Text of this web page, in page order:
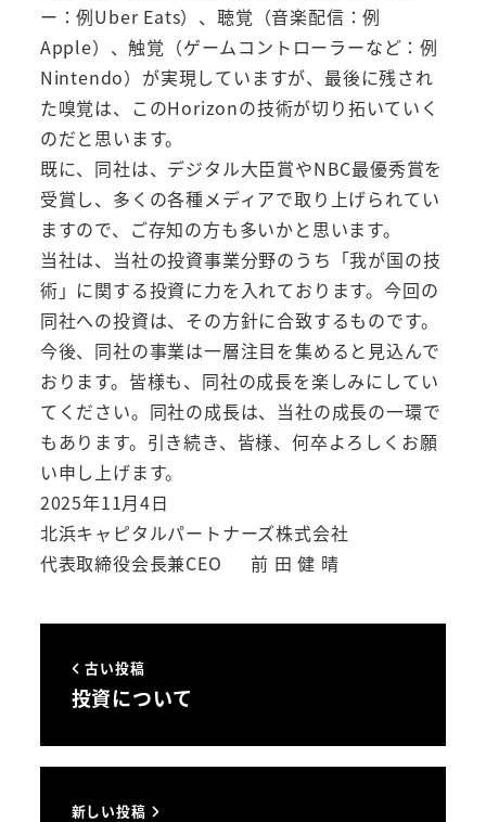
ー：例Uber Eats）、聴覚（音楽配信：例
Apple）、触覚（ゲームコントローラーなど：例
Nintendo）が実現していますが、最後に残され
た嗅覚は、このHorizonの技術が切り拓いていく
のだと思います。
既に、同社は、デジタル大臣賞やNBC最優秀賞を
受賞し、多くの各種メディアで取り上げられてい
ますので、ご存知の方も多いかと思います。
当社は、当社の投資事業分野のうち「我が国の技
術」に関する投資に力を入れております。今回の
同社への投資は、その方針に合致するものです。
今後、同社の事業は一層注目を集めると見込んで
おります。皆様も、同社の成長を楽しみにしてい
てください。同社の成長は、当社の成長の一環で
もあります。引き続き、皆様、何卒よろしくお願
い申し上げます。
2025年11月4日
北浜キャピタルパートナーズ株式会社
代表取締役会長兼CEO 前 田 健 晴
古い投稿
投資について
新しい投稿